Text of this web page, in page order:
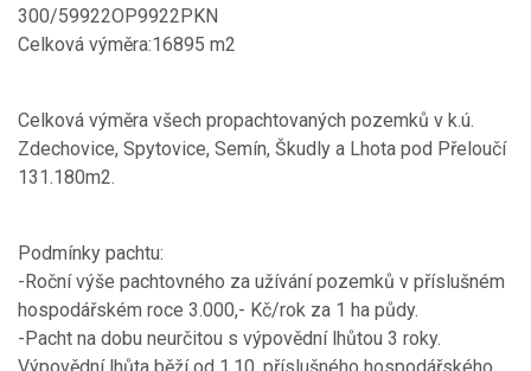
300/59922OP9922PKN
Celková výměra:16895 m2
Celková výměra všech propachtovaných pozemků v k.ú.
Zdechovice, Spytovice, Semín, Škudly a Lhota pod Přeloučí
131.180m2.
Podmínky pachtu:
-Roční výše pachtovného za užívání pozemků v příslušném
hospodářském roce 3.000,- Kč/rok za 1 ha půdy.
-Pacht na dobu neurčitou s výpovědní lhůtou 3 roky.
Výpovědní lhůta běží od 1.10. příslušného hospodářského